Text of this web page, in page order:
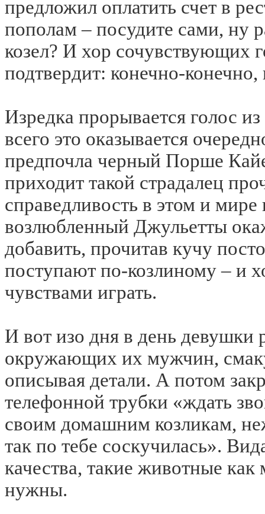
предложил оплатить счет в
пополам – посудите сами, ну
козел? И хор сочувствующих
подтвердит: конечно-
Изредка прорывается голос
всего это оказывается
предпочла черный Порше
приходит такой страдалец
справедливость в этом и
возлюбленный Джульетты
добавить, прочитав кучу
поступают по-козлиному – и
чувствами играть.
И вот изо дня в день девушки
окружающих их мужчин,
описывая детали. А потом
телефонной трубки «ждать
своим домашним козликам,
так по тебе соскучилась».
качества, такие животные
нужны.